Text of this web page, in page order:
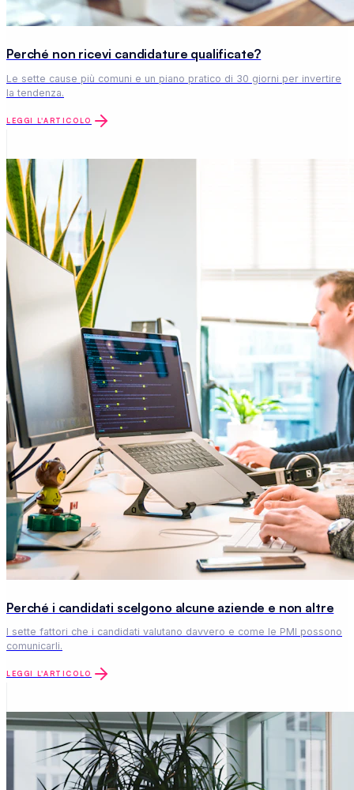
Perché non ricevi candidature qualificate?
Le sette cause più comuni e un piano pratico di 30 giorni per invertire
la tendenza.
LEGGI L'ARTICOLO
Perché i candidati scelgono alcune aziende e non altre
I sette fattori che i candidati valutano davvero e come le PMI possono
comunicarli.
LEGGI L'ARTICOLO